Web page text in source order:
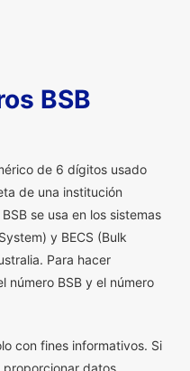
BSB
de 6 dígitos usado
de una institución
se usa en los sistemas
y BECS (Bulk
Para hacer
número BSB y el número
con fines informativos. Si
proporcionar datos